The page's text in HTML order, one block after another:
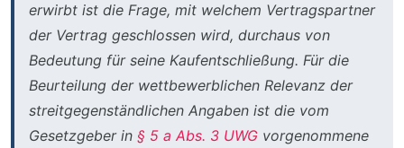
erwirbt ist die Frage, mit welchem Vertragspartner
der Vertrag geschlossen wird, durchaus von
Bedeutung für seine Kaufentschließung. Für die
Beurteilung der wettbewerblichen Relevanz der
streitgegenständlichen Angaben ist die vom
Gesetzgeber in § 5 a Abs. 3 UWG vorgenommene